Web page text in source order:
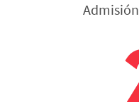
Admisión